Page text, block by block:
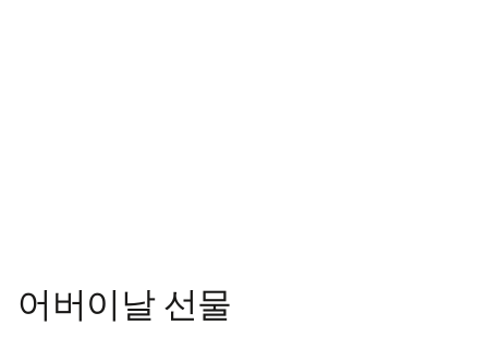
어버이날 선물